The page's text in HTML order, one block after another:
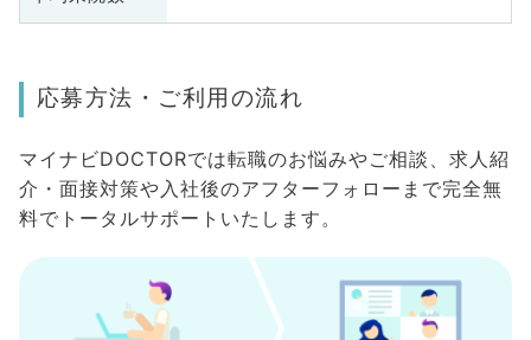
応募方法・ご利用の流れ
マイナビDOCTORでは転職のお悩みやご相談、求人紹
介・面接対策や入社後のアフターフォローまで完全無
料でトータルサポートいたします。